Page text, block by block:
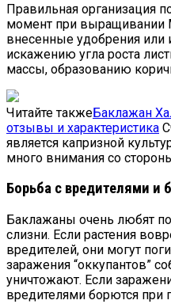
Правильная организация
момент при выращивании
внесенные удобрения или
искажению угла роста
массы, образованию
Читайте такжеБаклажан
отзывы и характеристика
является капризной
много внимания со
Борьба с вредителями и
Баклажаны очень любят
слизни. Если растения
вредителей, они могут
заражения “оккупантов”
уничтожают. Если
вредителями борются при